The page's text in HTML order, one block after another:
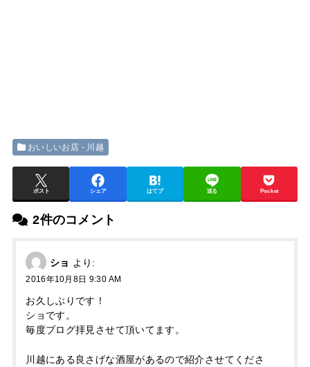
おいしいお店 - 川越
ポスト シェア はてブ 送る Pocket
2件のコメント
ショ より:
2016年10月8日 9:30 AM
お久しぶりです！
ショです。
毎度ブログ拝見させて頂いてます。
川越にある良さげな酒屋があるので紹介させてくださ